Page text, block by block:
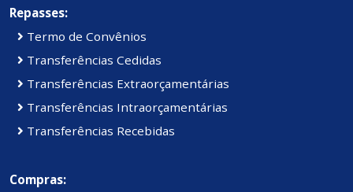
Repasses:
Termo de Convênios
Transferências Cedidas
Transferências Extraorçamentárias
Transferências Intraorçamentárias
Transferências Recebidas
Compras: